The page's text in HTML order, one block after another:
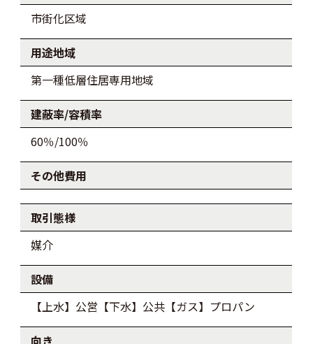
市街化区域
用途地域
第一種低層住居専用地域
建蔽率/容積率
60％/100％
その他費用
取引態様
媒介
設備
【上水】公営【下水】公共【ガス】プロパン
向き